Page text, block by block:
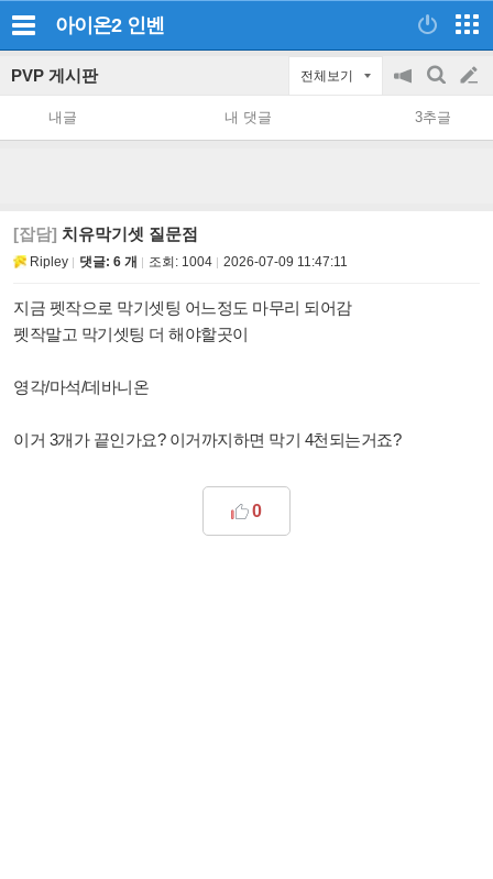
아이온2 인벤
PVP 게시판 전체보기
공
on/off
검
색
글
쓰
내글 내 댓글 3추글
[잡담] 치유막기셋 질문점
Ripley 댓글: 6 개 조회: 1004 2026-07-09 11:47:11
지금 펫작으로 막기셋팅 어느정도 마무리 되어감
펫작말고 막기셋팅 더 해야할곳이
영각/마석/데바니온
이거 3개가 끝인가요? 이거까지하면 막기 4천되는거죠?
0